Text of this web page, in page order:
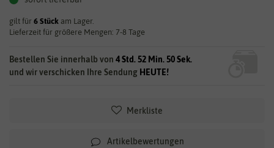
gilt für 6 Stück am Lager.
Lieferzeit für größere Mengen: 7-8 Tage
Bestellen Sie innerhalb von 4 Std. 52 Min. 49 Sek.
und wir verschicken Ihre Sendung HEUTE!
Merkliste
Artikelbewertungen